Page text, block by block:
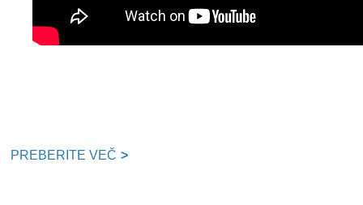
PREBERITE VEČ >